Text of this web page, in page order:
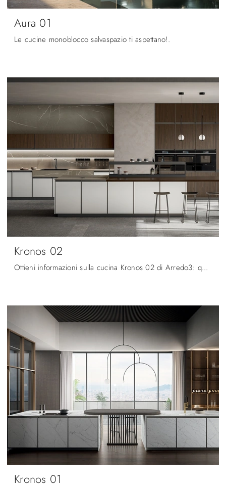
Aura 01
Le cucine monoblocco salvaspazio ti aspettano!.
Kronos 02
Ottieni informazioni sulla cucina Kronos 02 di Arredo3: questa soluzione in Pet sarà l'acquisto ideale per te!
Kronos 01